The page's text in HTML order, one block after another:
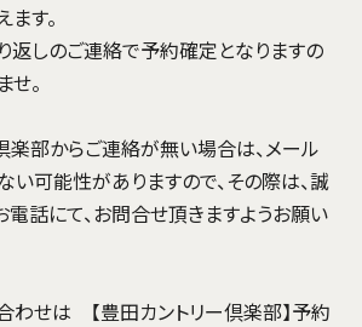
す。
返しのご連絡で予約確定となりますの
せ。
部からご連絡が無い場合は、メール
可能性がありますので、その際は、誠
話にて、お問合せ頂きますようお願い
わせは 【豊田カントリー倶楽部】予約